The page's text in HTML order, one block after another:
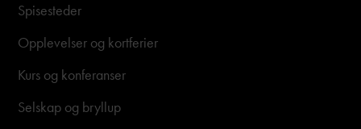
Spisesteder
Opplevelser og kortferier
Kurs og konferanser
Selskap og bryllup